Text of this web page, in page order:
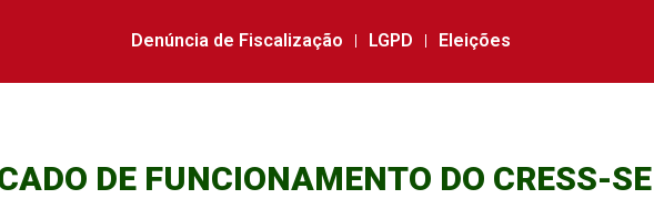
Denúncia de Fiscalização LGPD Eleições
DE FUNCIONAMENTO DO CRESS-SE